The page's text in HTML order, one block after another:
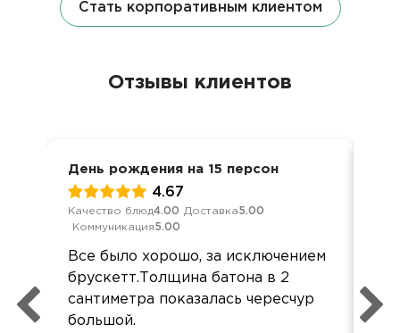
Стать корпоративным клиентом
Отзывы клиентов
День рождения на 15 персон
4.67
Качество блюд4.00 Доставка5.00
Коммуникация5.00
Все было хорошо, за исключением
брускетт.Толщина батона в 2
сантиметра показалась чересчур
большой.